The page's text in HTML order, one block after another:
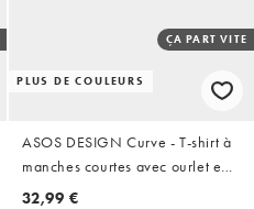
PLUS DE COULEURS
ÇA PART VITE
ASOS DESIGN Curve - T-shirt à
manches courtes avec ourlet en
dentelle - Noir
32,99 €